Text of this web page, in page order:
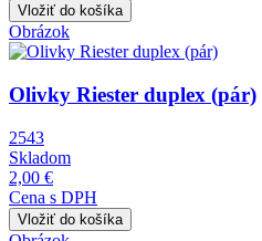
Obrázok
Olivky Riester duplex (pár)
2543
Skladom
2,00 €
Cena s DPH